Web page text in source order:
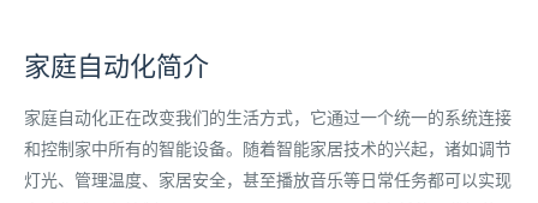
家庭自动化简介
家庭自动化正在改变我们的生活方式，它通过一个统一的系统连接
和控制家中所有的智能设备。随着智能家居技术的兴起，诸如调节
灯光、管理温度、家居安全，甚至播放音乐等日常任务都可以实现